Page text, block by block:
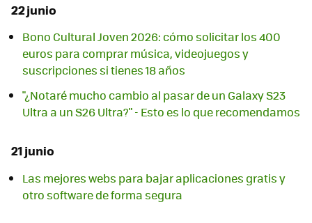
22 junio
Bono Cultural Joven 2026: cómo solicitar los 400
euros para comprar música, videojuegos y
suscripciones si tienes 18 años
"¿Notaré mucho cambio al pasar de un Galaxy S23
Ultra a un S26 Ultra?" - Esto es lo que recomendamos
21 junio
Las mejores webs para bajar aplicaciones gratis y
otro software de forma segura